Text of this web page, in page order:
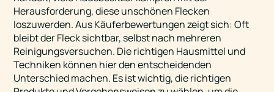
Herausforderung, diese unschönen Flecken
loszuwerden. Aus Käuferbewertungen zeigt sich: Oft
bleibt der Fleck sichtbar, selbst nach mehreren
Reinigungsversuchen. Die richtigen Hausmittel und
Techniken können hier den entscheidenden
Unterschied machen. Es ist wichtig, die richtigen